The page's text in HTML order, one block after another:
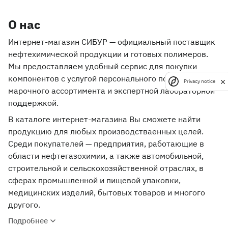
О нас
Интернет-магазин СИБУР — официальный поставщик
нефтехимической продукции и готовых полимеров.
Мы предоставляем удобный сервис для покупки
компонентов с услугой персонального подбора
марочного ассортимента и экспертной лабораторной
поддержкой.
В каталоге интернет-магазина Вы сможете найти
продукцию для любых производстваенных целей.
Среди покупателей — предприятия, работающие в
области нефтегазохимии, а также автомобильной,
строительной и сельскохозяйственной отраслях, в
сферах промышленной и пищевой упаковки,
медицинских изделий, бытовых товаров и многого
другого.
Подробнее
Privacy notice